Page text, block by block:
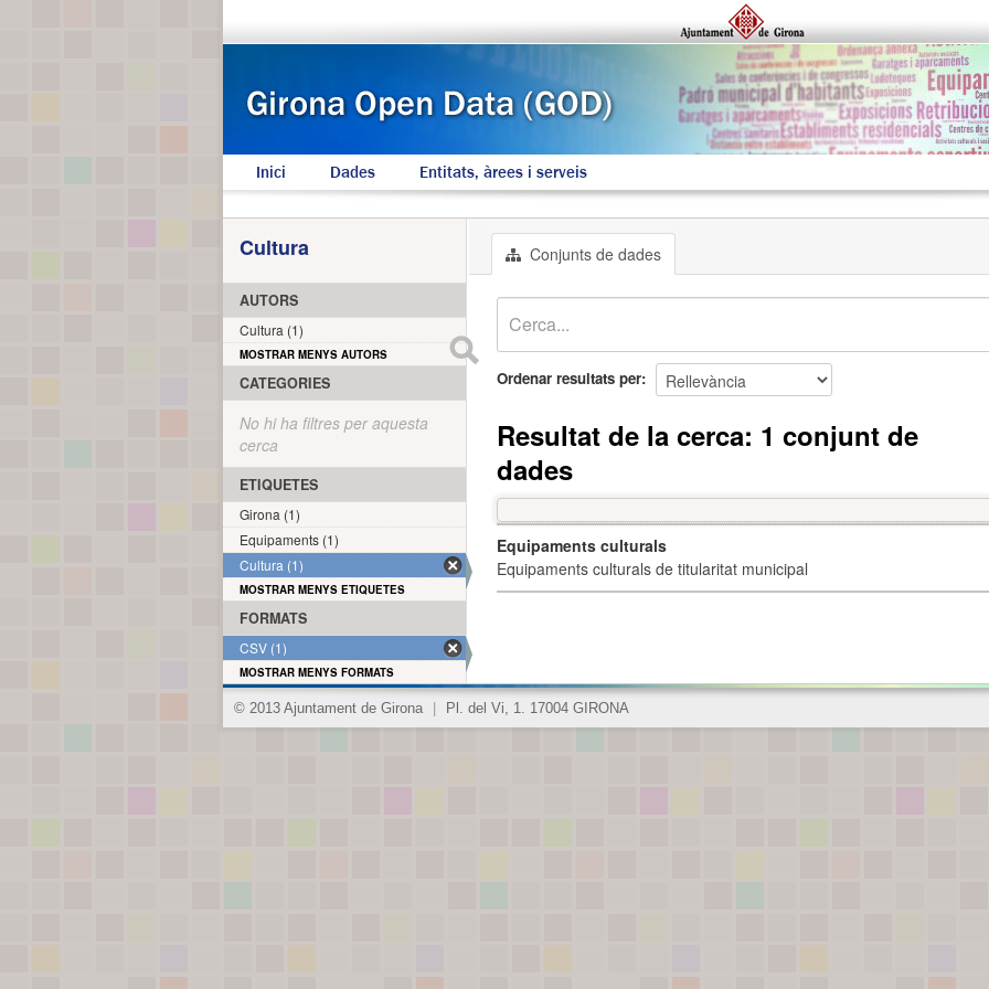
Inici Dades Entitats, àrees i serveis
Conjunts de dades
Ordenar resultats per
Resultat de la cerca: 1 conjunt de
dades
Equipaments culturals
Equipaments culturals de titularitat municipal
Cultura
AUTORS
Cultura (1)
MOSTRAR MENYS AUTORS
CATEGORIES
No hi ha filtres per aquesta
cerca
ETIQUETES
Girona (1)
Equipaments (1)
Cultura (1)
MOSTRAR MENYS ETIQUETES
FORMATS
CSV (1)
MOSTRAR MENYS FORMATS
© 2013 Ajuntament de Girona Pl. del Vi, 1. 17004 GIRONA